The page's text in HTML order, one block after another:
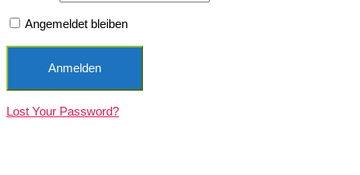
Angemeldet bleiben
Lost Your Password?